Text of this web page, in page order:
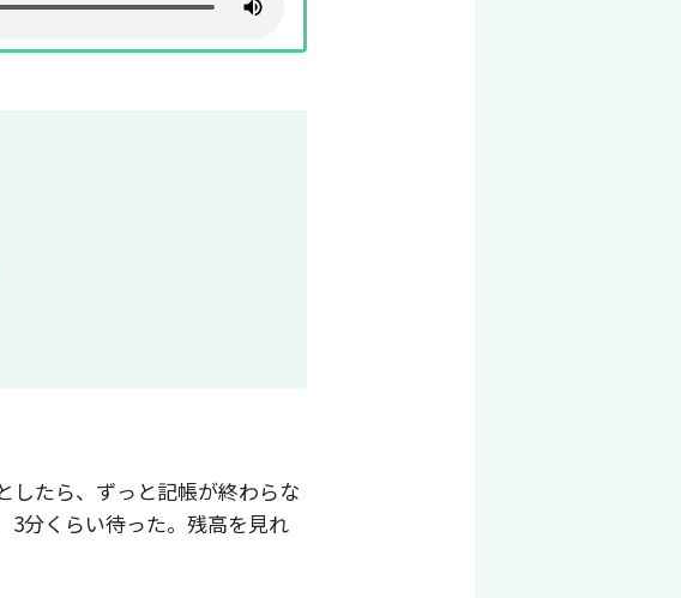
したら、ずっと記帳が終わらな
分くらい待った。残高を見れ